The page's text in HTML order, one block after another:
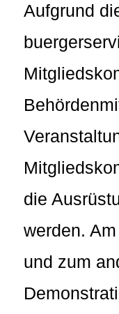
Aufgrund
die
werden.
und zum